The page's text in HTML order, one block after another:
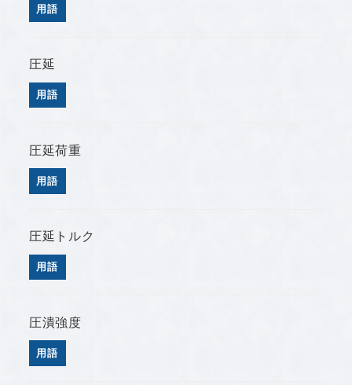
用語
圧延
用語
圧延荷重
用語
圧延トルク
用語
圧潰強度
用語